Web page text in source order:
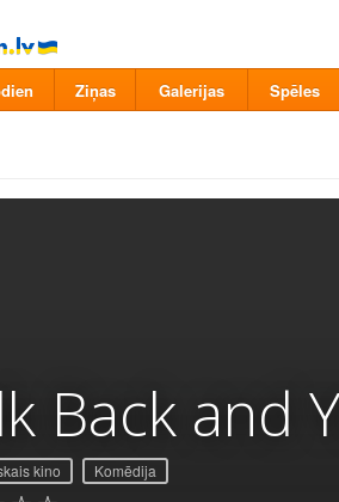
Ziņas Galerijas Spēles
Back and
kino Komēdija